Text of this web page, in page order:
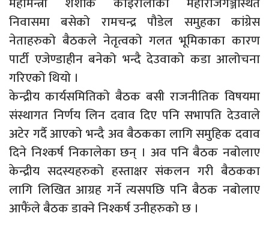
निवासमा बसेको रामचन्द्र पौडेल समुहका कांग्रेस
नेताहरुको बैठकले नेतृत्वको गलत भूमिकाका कारण
पार्टी एजेण्डाहीन बनेको भन्दै देउवाको कडा आलोचना
गरिएको थियो ।
केन्द्रीय कार्यसमितिको बैठक बसी राजनीतिक विषयमा
संस्थागत निर्णय लिन दवाव दिए पनि सभापति देउवाले
अटेर गर्दै आएको भन्दै अव बैठकका लागि समुहिक दवाव
दिने निश्कर्ष निकालेका छन् । अव पनि बैठक नबोलाए
केन्द्रीय सदस्यहरुको हस्ताक्षर संकलन गरी बैठकका
लागि लिखित आग्रह गर्ने त्यसपछि पनि बैठक नबोलाए
आफैंले बैठक डाक्ने निश्कर्ष उनीहरुको छ ।